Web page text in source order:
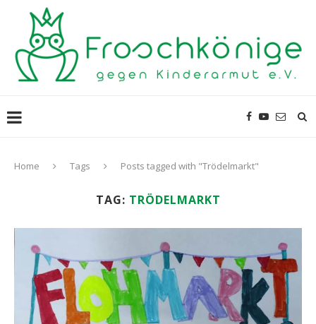
Home Tags Posts tagged with "Trödelmarkt"
TAG: TRÖDELMARKT